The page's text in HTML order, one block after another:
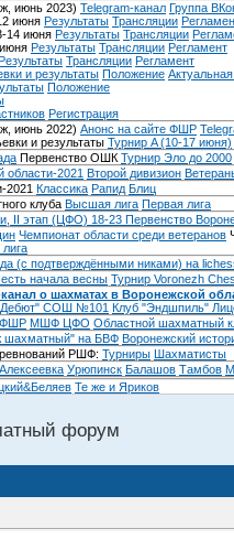
июнь 2023) Telegram-канал Группа
июня Результаты Трансляции
14 июня Результаты Трансляции
Результаты Трансляции Регламент
Трансляции Регламент
и результаты Положение
Положение
Регистрация
июнь 2022) Анонс на сайте ФШР
и результаты Турнир A (10-17 июня)
Первенство ОШК Турнир Эло до 2000
области-2021 Второй дивизион
2021 Классика Рапид Блиц
клуба Высшая лига Первая лига
II этап (ЦФО) 18-23 Первенство
Чемпионат области среди ветеранов
(с подтверждёнными никами) на
начала весны Турнир Voronezh
о шахматах в Воронежской
СОШ №101 Клуб "Эндшпиль"
ФШР МШФ ЦФО Областной шахматный
шахматный" на БВФ Воронежский
РШФ: Турниры Шахматисты
Алексеевка Урюпинск Балашов Тамбов
Те же и Яриков
форум